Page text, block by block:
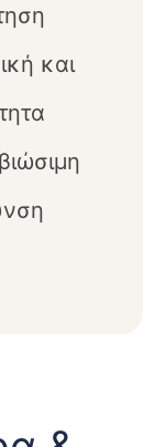
και